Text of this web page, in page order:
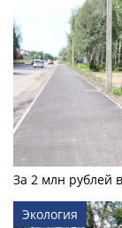
За 2 млн рублей
Экология